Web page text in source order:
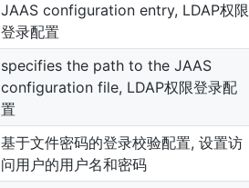
JAAS configuration entry, LDAP权限
登录配置
specifies the path to the JAAS
configuration file, LDAP权限登录配
置
基于文件密码的登录校验配置, 设置访
问用户的用户名和密码